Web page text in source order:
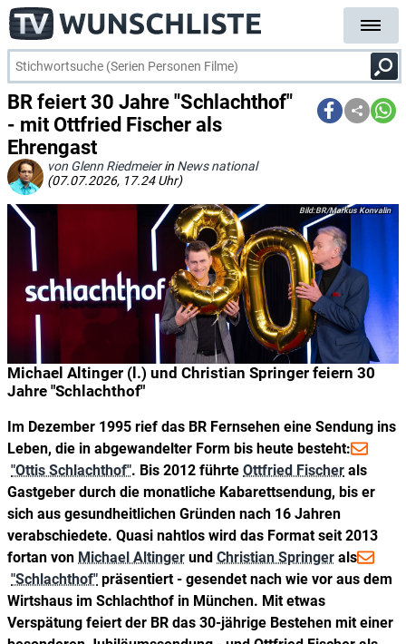
BR feiert 30 Jahre "Schlachthof"
- mit Ottfried Fischer als
Ehrengast
von Glenn Riedmeierin News national
(07.07.2026, 17.24 Uhr)
Michael Altinger (l.) und Christian Springer feiern 30
Jahre "Schlachthof"
BR/Markus Konvalin
Im Dezember 1995 rief das BR Fernsehen eine Sendung ins
Leben, die in abgewandelter Form bis heute besteht:
"Ottis Schlachthof". Bis 2012 führte Ottfried Fischer als
Gastgeber durch die monatliche Kabarettsendung, bis er
sich aus gesundheitlichen Gründen nach 16 Jahren
verabschiedete. Quasi nahtlos wird das Format seit 2013
fortan von Michael Altinger und Christian Springer als
"Schlachthof" präsentiert - gesendet nach wie vor aus dem
Wirtshaus im Schlachthof in München. Mit etwas
Verspätung feiert der BR das 30-jährige Bestehen mit einer